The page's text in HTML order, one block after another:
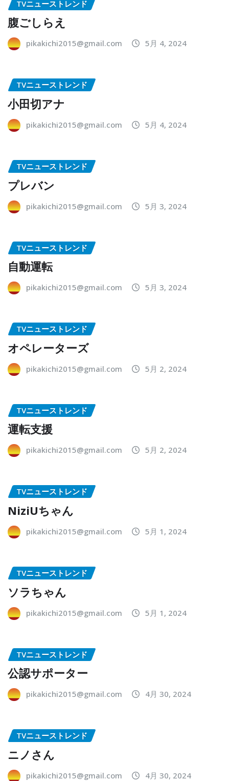
TVニューストレンド
腹ごしらえ
pikakichi2015@gmail.com 5月 4, 2024
TVニューストレンド
小田切アナ
pikakichi2015@gmail.com 5月 4, 2024
TVニューストレンド
プレバン
pikakichi2015@gmail.com 5月 3, 2024
TVニューストレンド
自動運転
pikakichi2015@gmail.com 5月 3, 2024
TVニューストレンド
オペレーターズ
pikakichi2015@gmail.com 5月 2, 2024
TVニューストレンド
運転支援
pikakichi2015@gmail.com 5月 2, 2024
TVニューストレンド
NiziUちゃん
pikakichi2015@gmail.com 5月 1, 2024
TVニューストレンド
ソラちゃん
pikakichi2015@gmail.com 5月 1, 2024
TVニューストレンド
公認サポーター
pikakichi2015@gmail.com 4月 30, 2024
TVニューストレンド
ニノさん
pikakichi2015@gmail.com 4月 30, 2024